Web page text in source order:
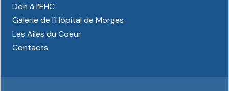
Don à l’EHC
Galerie de l'Hôpital de Morges
Les Ailes du Coeur
Contacts